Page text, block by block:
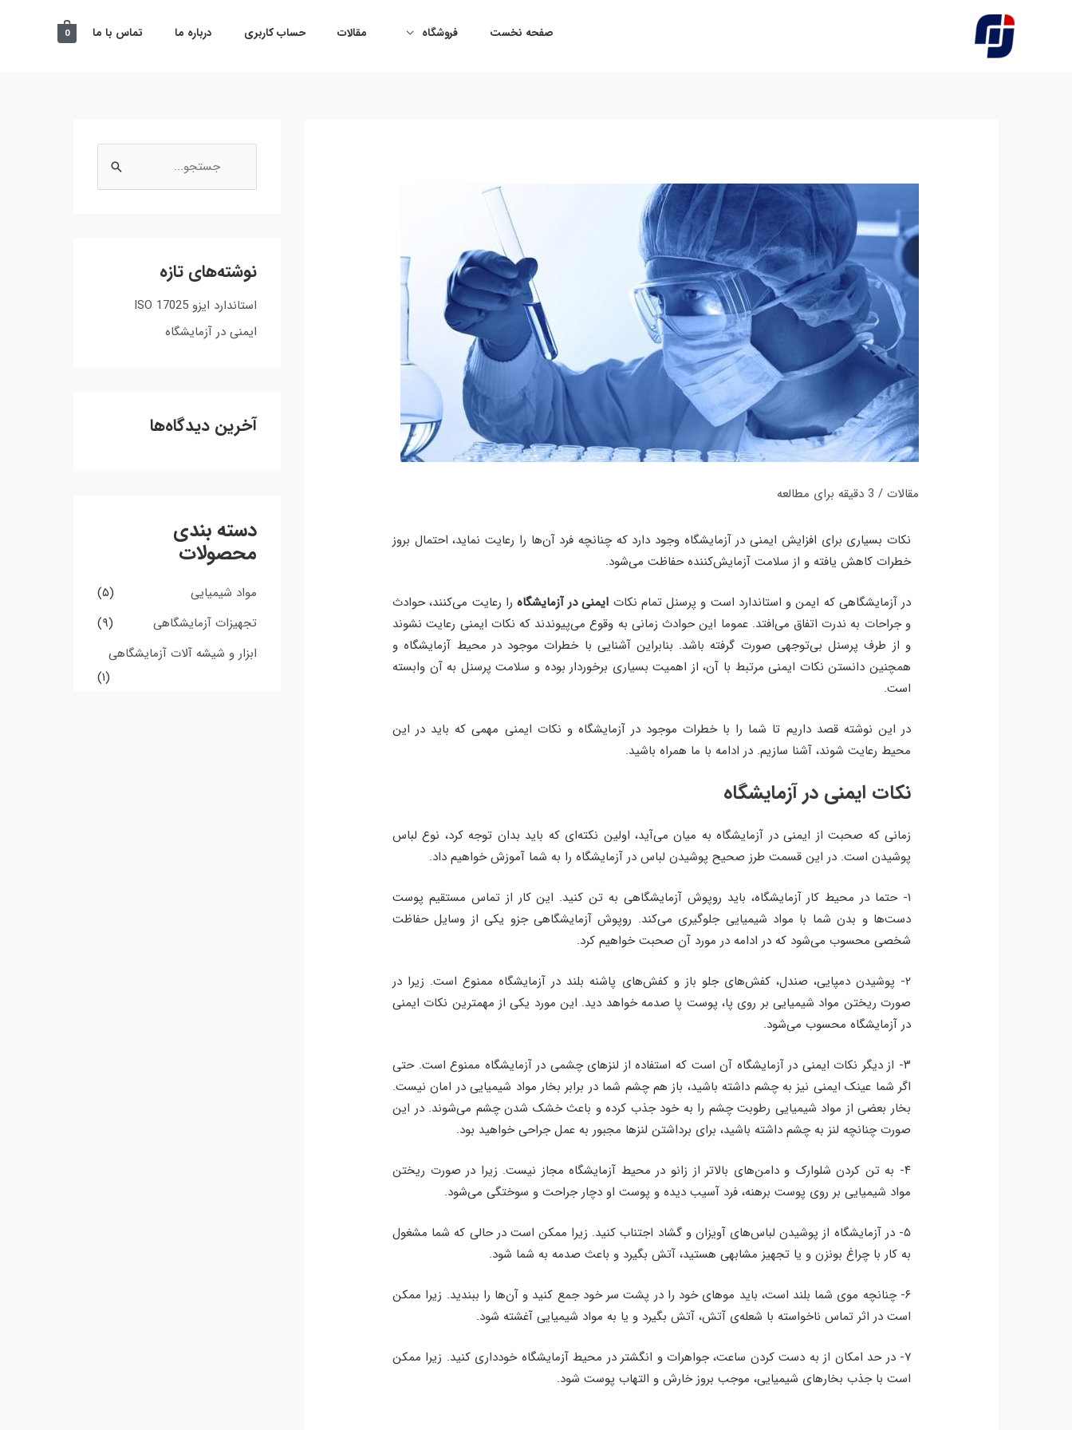
صفحه نخست فروشگاه مقالات حساب کاربری درباره ما تماس با ما 0
مقالات / 3 دقیقه برای مطالعه
نکات بسیاری برای افزایش ایمنی در آزمایشگاه وجود دارد که چنانچه فرد آن‌ها را رعایت نماید، احتمال بروز
خطرات کاهش یافته و از سلامت آزمایش‌کننده حفاظت می‌شود.
در آزمایشگاهی که ایمن و استاندارد است و پرسنل تمام نکات ایمنی در آزمایشگاه را رعایت می‌کنند، حوادث
و جراحات به ندرت اتفاق می‌افتد. عموما این حوادث زمانی به وقوع می‌پیوندند که نکات ایمنی رعایت نشوند
و از طرف پرسنل بی‌توجهی صورت گرفته باشد. بنابراین آشنایی با خطرات موجود در محیط آزمایشگاه و
همچنین دانستن نکات ایمنی مرتبط با آن، از اهمیت بسیاری برخوردار بوده و سلامت پرسنل به آن وابسته
است.
در این نوشته قصد داریم تا شما را با خطرات موجود در آزمایشگاه و نکات ایمنی مهمی که باید در این
محیط رعایت شوند، آشنا سازیم. در ادامه با ما همراه باشید.
نکات ایمنی در آزمایشگاه
زمانی که صحبت از ایمنی در آزمایشگاه به میان می‌آید، اولین نکته‌ای که باید بدان توجه کرد، نوع لباس
پوشیدن است. در این قسمت طرز صحیح پوشیدن لباس در آزمایشگاه را به شما آموزش خواهیم داد.
۱- حتما در محیط کار آزمایشگاه، باید روپوش آزمایشگاهی به تن کنید. این کار از تماس مستقیم پوست
دست‌ها و بدن شما با مواد شیمیایی جلوگیری می‌کند. روپوش آزمایشگاهی جزو یکی از وسایل حفاظت
شخصی محسوب می‌شود که در ادامه در مورد آن صحبت خواهیم کرد.
۲- پوشیدن دمپایی، صندل، کفش‌های جلو باز و کفش‌های پاشنه بلند در آزمایشگاه ممنوع است. زیرا در
صورت ریختن مواد شیمیایی بر روی پا، پوست پا صدمه خواهد دید. این مورد یکی از مهمترین نکات ایمنی
در آزمایشگاه محسوب می‌شود.
۳- از دیگر نکات ایمنی در آزمایشگاه آن است که استفاده از لنزهای چشمی در آزمایشگاه ممنوع است. حتی
اگر شما عینک ایمنی نیز به چشم داشته باشید، باز هم چشم شما در برابر بخار مواد شیمیایی در امان نیست.
بخار بعضی از مواد شیمیایی رطوبت چشم را به خود جذب کرده و باعث خشک شدن چشم می‌شوند. در این
صورت چنانچه لنز به چشم داشته باشید، برای برداشتن لنزها مجبور به عمل جراحی خواهید بود.
۴- به تن کردن شلوارک و دامن‌های بالاتر از زانو در محیط آزمایشگاه مجاز نیست. زیرا در صورت ریختن
مواد شیمیایی بر روی پوست برهنه، فرد آسیب دیده و پوست او دچار جراحت و سوختگی می‌شود.
۵- در آزمایشگاه از پوشیدن لباس‌های آویزان و گشاد اجتناب کنید. زیرا ممکن است در حالی که شما مشغول
به کار با چراغ بونزن و یا تجهیز مشابهی هستید، آتش بگیرد و باعث صدمه به شما شود.
۶- چنانچه موی شما بلند است، باید موهای خود را در پشت سر خود جمع کنید و آن‌ها را ببندید. زیرا ممکن
است در اثر تماس ناخواسته با شعله‌ی آتش، آتش بگیرد و یا به مواد شیمیایی آغشته شود.
۷- در حد امکان از به دست کردن ساعت، جواهرات و انگشتر در محیط آزمایشگاه خودداری کنید. زیرا ممکن
است با جذب بخارهای شیمیایی، موجب بروز خارش و التهاب پوست شود.
س
و
ر
ا
نوشته‌های تازه
استاندارد ایزو ISO 17025
ایمنی در آزمایشگاه
آخرین دیدگاه‌ها
دسته بندی
محصولات
مواد شیمیایی
(۵)
تجهیزات آزمایشگاهی
(۹)
ابزار و شیشه آلات آزمایشگاهی
(۱)